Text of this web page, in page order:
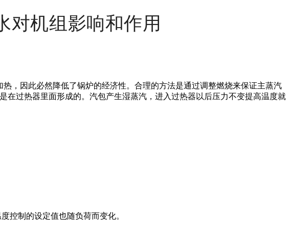
对机组影响和作用
，因此必然降低了锅炉的经济性。合理的方法是通过调整燃烧来保证主蒸汽
过热器里面形成的。汽包产生湿蒸汽，进入过热器以后压力不变提高温度就
控制的设定值也随负荷而变化。